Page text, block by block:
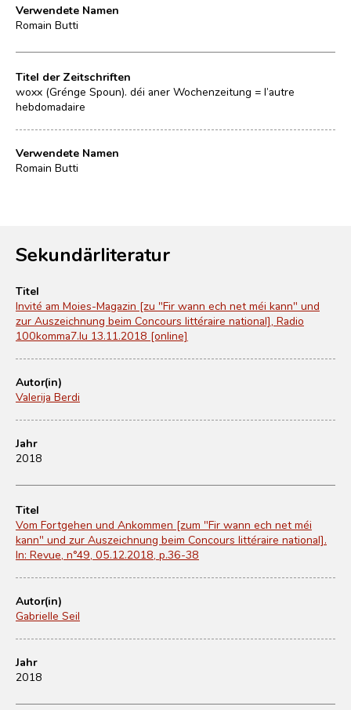
Verwendete Namen
Romain Butti
Titel der Zeitschriften
woxx (Grénge Spoun). déi aner Wochenzeitung = l’autre
hebdomadaire
Verwendete Namen
Romain Butti
Sekundärliteratur
Titel
Invité am Moies-Magazin [zu "Fir wann ech net méi kann" und
zur Auszeichnung beim Concours littéraire national], Radio
100komma7.lu 13.11.2018 [online]
Autor(in)
Valerija Berdi
Jahr
2018
Titel
Vom Fortgehen und Ankommen [zum "Fir wann ech net méi
kann" und zur Auszeichnung beim Concours littéraire national].
In: Revue, n°49, 05.12.2018, p.36-38
Autor(in)
Gabrielle Seil
Jahr
2018